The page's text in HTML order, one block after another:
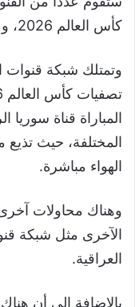
كأس العالم 2026، ومن بينها مواجهة سورريا وميانمار.
وتمتلك شبكة قنوات
المباراة قناة سوريا
المختلفة، حيث
الهواء مباشرة.
وهناك محاولات
الآخرى مثل شبكة
العراقية.
بالإضافة إلى أن